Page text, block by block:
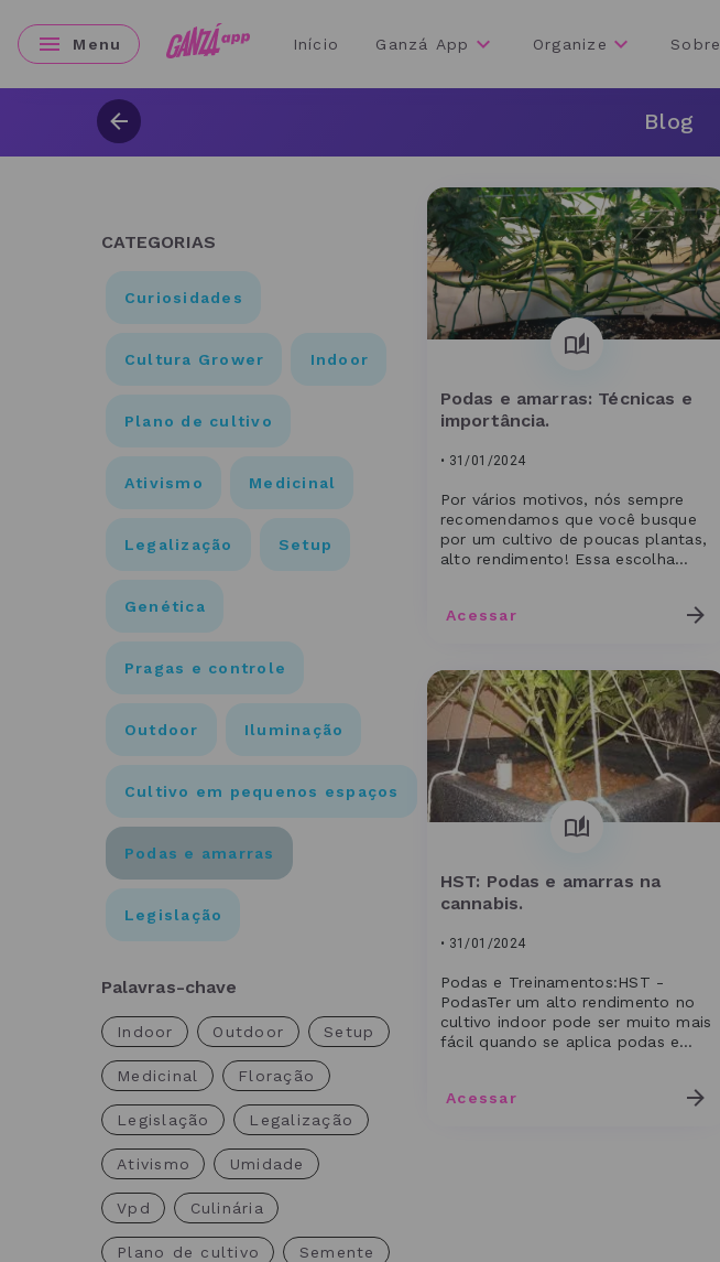
Menu Início Ganzá App Organize Sobre
Blog
CATEGORIAS
Curiosidades
Cultura Grower Indoor
Plano de cultivo
Ativismo Medicinal
Legalização Setup
Genética
Pragas e controle
Outdoor Iluminação
Cultivo em pequenos espaços
Podas e amarras
Legislação
Palavras-chave
Indoor Outdoor Setup
Medicinal Floração
Legislação Legalização
Ativismo Umidade
Vpd Culinária
Plano de cultivo Semente
Podas e amarras: Técnicas e
importância.
• 31/01/2024
Por vários motivos, nós sempre
recomendamos que você busque
por um cultivo de poucas plantas,
alto rendimento! Essa escolha
Acessar
HST: Podas e amarras na
cannabis.
• 31/01/2024
Podas e Treinamentos:HST -
PodasTer um alto rendimento no
cultivo indoor pode ser muito mais
fácil quando se aplica podas e
Acessar